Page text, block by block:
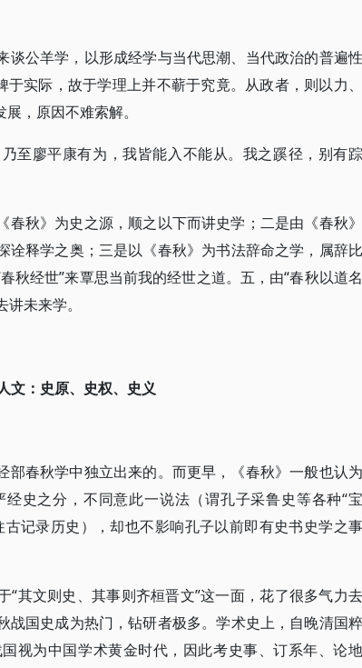
谈公羊学，以形成经学与当代思潮、当代政治的普遍性
实际，故于学理上并不蕲于究竟。从政者，则以力、
，原因不难索解。
至廖平康有为，我皆能入不能从。我之蹊径，别有踪
秋》为史之源，顺之以下而讲史学；二是由《春秋》
释学之奥；三是以《春秋》为书法辞命之学，属辞比
秋经世”来覃思当前我的经世之道。五，由“春秋以道名
未来学。
文：史原、史权、史义
部春秋学中独立出来的。而更早，《春秋》一般也认为
史之分，不同意此一说法（谓孔子采鲁史等各种“宝
记录历史），却也不影响孔子以前即有史书史学之事
其文则史、其事则齐桓晋文”这一面，花了很多气力去
国史成为热门，钻研者极多。学术史上，自晚清国粹
视为中国学术黄金时代，因此考史事、订系年、论地